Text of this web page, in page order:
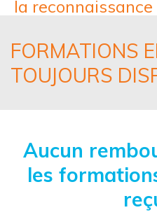
la
FORMATIONS
TOUJOURS
Aucun
les